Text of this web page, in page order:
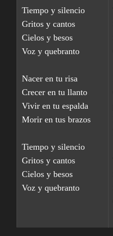
Tiempo y silencio
Gritos y cantos
Cielos y besos
Voz y quebranto
Nacer en tu risa
Crecer en tu llanto
Vivir en tu espalda
Morir en tus brazos
Tiempo y silencio
Gritos y cantos
Cielos y besos
Voz y quebranto